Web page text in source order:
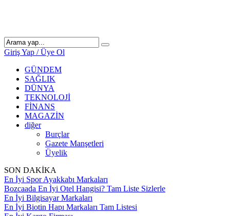
Giriş Yap / Üye Ol
GÜNDEM
SAĞLIK
DÜNYA
TEKNOLOJİ
FİNANS
MAGAZİN
diğer
Burçlar
Gazete Manşetleri
Üyelik
SON DAKİKA
En İyi Spor Ayakkabı Markaları
Bozcaada En İyi Otel Hangisi? Tam Liste Sizlerle
En İyi Bilgisayar Markaları
En İyi Biotin Hapı Markaları Tam Listesi